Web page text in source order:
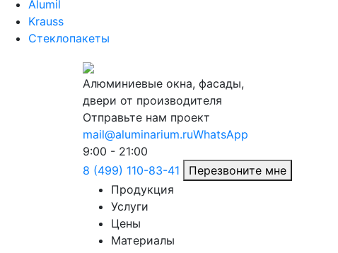
Alumil
Krauss
Стеклопакеты
Алюминиевые окна, фасады,
двери от производителя
Отправьте нам проект
mail@aluminarium.ruWhatsApp
9:00 - 21:00
8 (499) 110-83-41
Перезвоните мне
Продукция
Услуги
Цены
Материалы